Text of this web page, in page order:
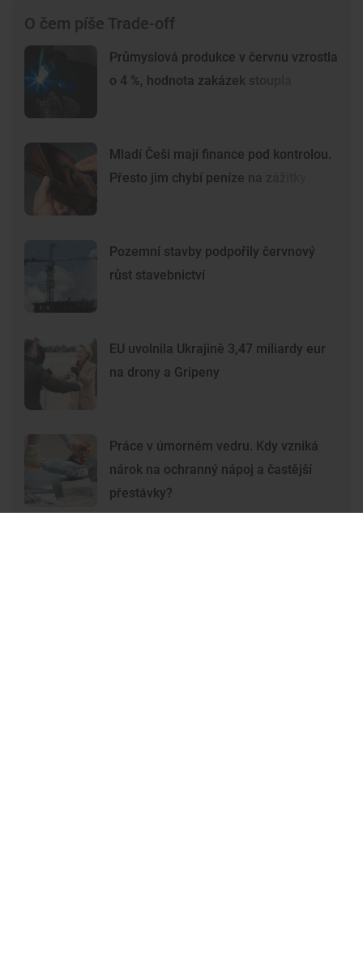
O čem píše Trade-off
Průmyslová produkce v červnu vzrostla
o 4 %, hodnota zakázek stoupla
Mladí Češi mají finance pod kontrolou.
Přesto jim chybí peníze na zážitky
Pozemní stavby podpořily červnový
růst stavebnictví
EU uvolnila Ukrajině 3,47 miliardy eur
na drony a Gripeny
Práce v úmorném vedru. Kdy vzniká
nárok na ochranný nápoj a častější
přestávky?